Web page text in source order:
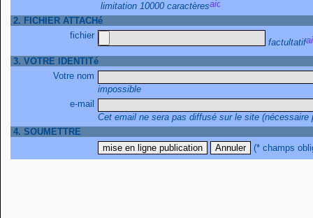
limitation 10000 caractères
2. FICHIER ATTACHé
fichier
factultatif
3. VOTRE IDENTITé
Votre nom
impossible
e-mail
Cet email ne sera pas diffusé sur le site
4. SOUMETTRE
(* champs